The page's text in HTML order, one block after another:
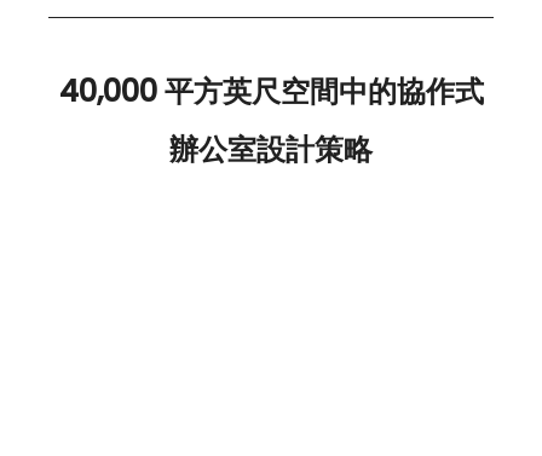
40,000 平方英尺空間中的協作式
辦公室設計策略